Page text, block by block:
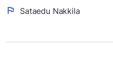
Sataedu Nakkila